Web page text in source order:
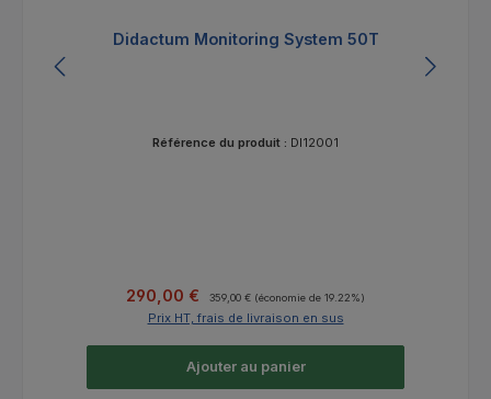
Didactum Monitoring System 50T
Référence du produit : DI12001
Prix de vente :
290,00 € 359,00 € (économie de 19.22%)
Prix HT, frais de livraison en sus
Ajouter au panier